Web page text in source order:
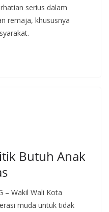
serius dalam
remaja, khususnya
Butuh Anak
– Wakil Wali Kota
muda untuk tidak